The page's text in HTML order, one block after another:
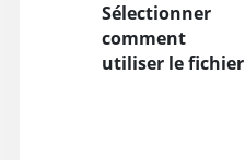
Sélectionner
comment
utiliser le fichier